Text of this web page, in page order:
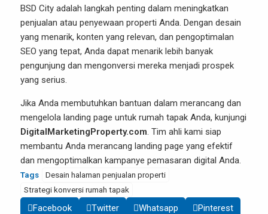
BSD City adalah langkah penting dalam meningkatkan
penjualan atau penyewaan properti Anda. Dengan desain
yang menarik, konten yang relevan, dan pengoptimalan
SEO yang tepat, Anda dapat menarik lebih banyak
pengunjung dan mengonversi mereka menjadi prospek
yang serius.
Jika Anda membutuhkan bantuan dalam merancang dan
mengelola landing page untuk rumah tapak Anda, kunjungi
DigitalMarketingProperty.com. Tim ahli kami siap
membantu Anda merancang landing page yang efektif
dan mengoptimalkan kampanye pemasaran digital Anda.
Tags
Desain halaman penjualan properti
Strategi konversi rumah tapak
Facebook Twitter Whatsapp Pinterest